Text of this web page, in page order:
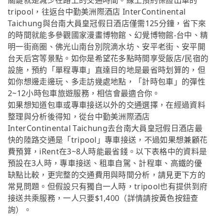
tripool，往返台中勤美洲際酒店 InterContinental
Taichung與台南大員皇冠假日酒店僅需125分鐘，省下來
的時間就能多參觀國家漫畫博物館、幻覺博物館-台中、精
明一街商圈、佛光山南台別院滴水坊、安平老街、安平開
台天后宮等景點。如你是希望花多點時間享受飯店/民宿的
設施，預約「單程專車」直達目的地是最省時划算的，但
如你想邊走邊玩、多走訪幾處地點，「計時包車」的彈性
2~12小時包車旅遊服務，相信會最適合你。
如果想知道包車或專車接送以外的交通選擇，在經過資料
整理與分析後得知，從台中勤美洲際酒店
InterContinental Taichung去台南大員皇冠假日酒店最
快的陸路交通是「tripool」專車接送，不過如果想兼顧花
費預算，iRent在3~8人時能最省錢。以下表格中的資料是
預設在3人時，專車接送、租車自駕、計程車、高鐵的優
缺點比較，更完整的交通費用與時間分析，請見更下方的
常見問題。但假設只有獨自一人時，tripool也有提供到府
接送共乘服務，一人只要$1,400（詳情請按黃色按鈕查
詢）。